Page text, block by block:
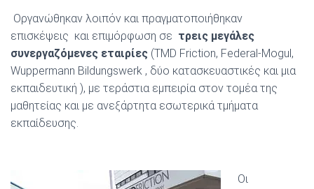
Οργανώθηκαν λοιπόν και πραγματοποιήθηκαν
επισκέψεις και επιμόρφωση σε τρεις μεγάλες
συνεργαζόμενες εταιρίες (TMD Friction, Federal-Mogul,
Wuppermann Bildungswerk , δύο κατασκευαστικές και μια
εκπαιδευτική ), με τεράστια εμπειρία στον τομέα της
μαθητείας και με ανεξάρτητα εσωτερικά τμήματα
εκπαίδευσης.
Οι